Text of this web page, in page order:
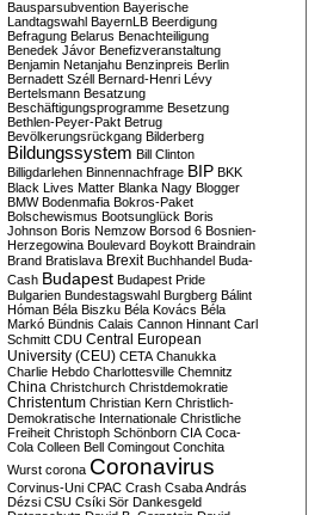
Bausparsubvention Bayerische
Landtagswahl BayernLB Beerdigung
Befragung Belarus Benachteiligung
Benedek Jávor Benefizveranstaltung
Benjamin Netanjahu Benzinpreis Berlin
Bernadett Széll Bernard-Henri Lévy
Bertelsmann Besatzung
Beschäftigungsprogramme Besetzung
Bethlen-Peyer-Pakt Betrug
Bevölkerungsrückgang Bilderberg
Bildungssystem Bill Clinton
Billigdarlehen Binnennachfrage BIP BKK
Black Lives Matter Blanka Nagy Blogger
BMW Bodenmafia Bokros-Paket
Bolschewismus Bootsunglück Boris
Johnson Boris Nemzow Borsod 6 Bosnien-
Herzegowina Boulevard Boykott Braindrain
Brand Bratislava Brexit Buchhandel Buda-
Cash Budapest Budapest Pride
Bulgarien Bundestagswahl Burgberg Bálint
Hóman Béla Biszku Béla Kovács Béla
Markó Bündnis Calais Cannon Hinnant Carl
Schmitt CDU Central European
University (CEU) CETA Chanukka
Charlie Hebdo Charlottesville Chemnitz
China Christchurch Christdemokratie
Christentum Christian Kern Christlich-
Demokratische Internationale Christliche
Freiheit Christoph Schönborn CIA Coca-
Cola Colleen Bell Comingout Conchita
Wurst corona Coronavirus
Corvinus-Uni CPAC Crash Csaba András
Dézsi CSU Csíki Sör Dankesgeld